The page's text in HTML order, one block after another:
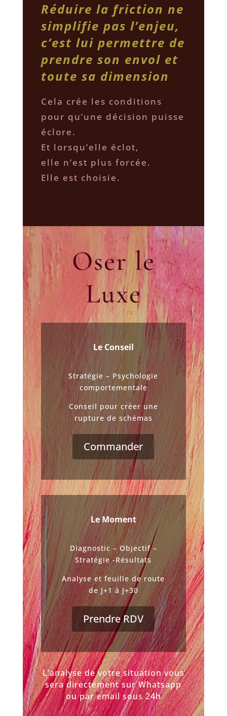
Réduire la friction ne
simplifie pas l’enjeu,
c’est lui permettre de
prendre son envol et
toute sa dimension
Cela crée les conditions
pour qu’une décision puisse
éclore.
Et lorsqu’elle éclot,
elle n’est plus forcée.
Elle est choisie.
Oser le
Luxe
Le Conseil
Stratégie – Psychologie
comportementale
Conseil pour créer une
rupture de schémas
Commander
Le Moment
Diagnostic – Objectif –
Stratégie -Résultats
Analyse et feuille de route
de J+1 à J+30
Prendre RDV
L’analyse de votre situation vous
sera directement sur Whatsapp
ou par email sous 24h